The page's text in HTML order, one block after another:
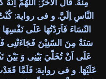
مِنْهُ. قَالَ اْلاٰخَرُ: اَللّهُمَّ
النَّاسِ اِلَيَّ. و فى رواية:
النّسَاءَ فَاَرَدْتُهَا عَلَى
سَنَةٌ مِنَ السّنِيْنَ فَجَاءَتْنِى
عَلَى اَنْ تُخَلّيَ بَيْنِى وَ بَيْنَ
عَلَيْهَا. و فى رواية: فَلَمَّا